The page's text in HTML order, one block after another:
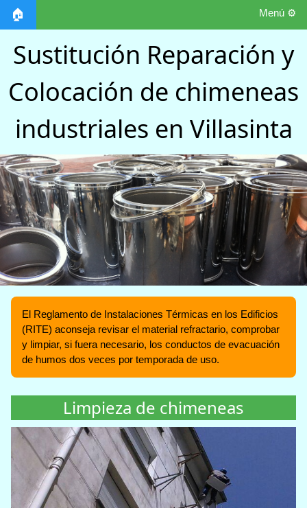
🏠 Menú ⚙️
Sustitución Reparación y
Colocación de chimeneas
industriales en Villasinta
El Reglamento de Instalaciones Térmicas en los Edificios
(RITE) aconseja revisar el material refractario, comprobar
y limpiar, si fuera necesario, los conductos de evacuación
de humos dos veces por temporada de uso.
Limpieza de chimeneas